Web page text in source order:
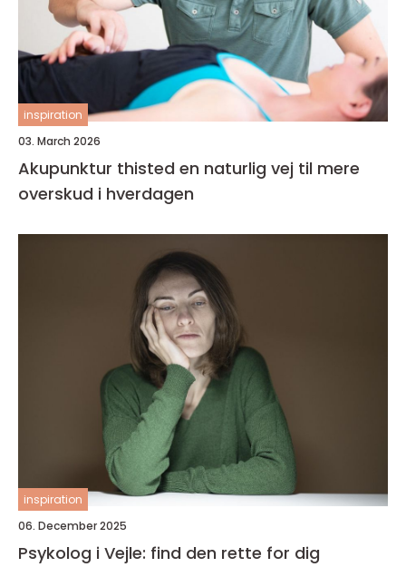
inspiration
03. March 2026
Akupunktur thisted en naturlig vej til mere
overskud i hverdagen
inspiration
06. December 2025
Psykolog i Vejle: find den rette for dig